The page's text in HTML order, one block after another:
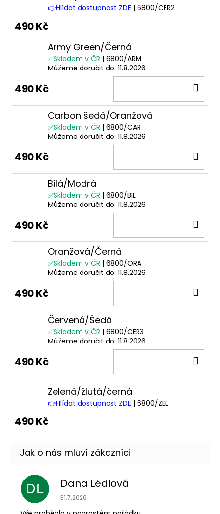
👉Hlídat dostupnost ZDE | 6800/CER2
490 Kč
Army Green/Černá
✅Skladem v ČR | 6800/ARM
Můžeme doručit do: 11.8.2026
490 Kč
Carbon šedá/Oranžová
✅Skladem v ČR | 6800/CAR
Můžeme doručit do: 11.8.2026
490 Kč
Bílá/Modrá
✅Skladem v ČR | 6800/BIL
Můžeme doručit do: 11.8.2026
490 Kč
Oranžová/Černá
✅Skladem v ČR | 6800/ORA
Můžeme doručit do: 11.8.2026
490 Kč
Červená/Šedá
✅Skladem v ČR | 6800/CER3
Můžeme doručit do: 11.8.2026
490 Kč
Zelená/žlutá/černá
👉Hlídat dostupnost ZDE | 6800/ZEL
490 Kč
DL Dana Lédlová
Hodnocení obchodu je 5 z 5 hvězdiček.
31.7.2026